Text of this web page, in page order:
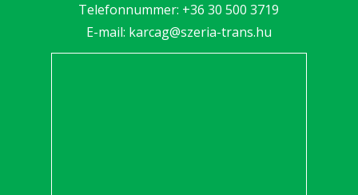
Telefonnummer: +36 30 500 3719
E-mail: karcag@szeria-trans.hu